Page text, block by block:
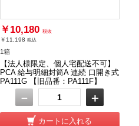
￥10,180 税抜
￥11,198 税込
1箱
【法人様限定、個人宅配送不可】
PCA 給与明細封筒A 連続 口開き式
PA111G 【旧品番：PA111F】
－ ＋
カートに入れる